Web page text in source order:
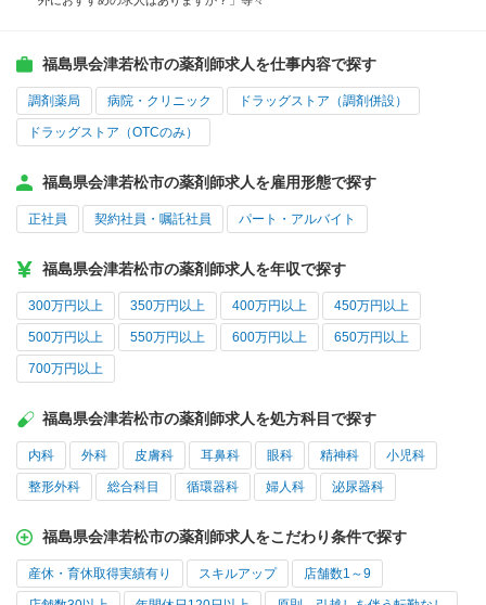
福島県会津若松市の薬剤師求人を仕事内容で探す
調剤薬局 病院・クリニック ドラッグストア（調剤併設）
ドラッグストア（OTCのみ）
福島県会津若松市の薬剤師求人を雇用形態で探す
正社員 契約社員・嘱託社員 パート・アルバイト
福島県会津若松市の薬剤師求人を年収で探す
300万円以上 350万円以上 400万円以上 450万円以上
500万円以上 550万円以上 600万円以上 650万円以上
700万円以上
福島県会津若松市の薬剤師求人を処方科目で探す
内科 外科 皮膚科 耳鼻科 眼科 精神科 小児科
整形外科 総合科目 循環器科 婦人科 泌尿器科
福島県会津若松市の薬剤師求人をこだわり条件で探す
産休・育休取得実績有り スキルアップ 店舗数1～9